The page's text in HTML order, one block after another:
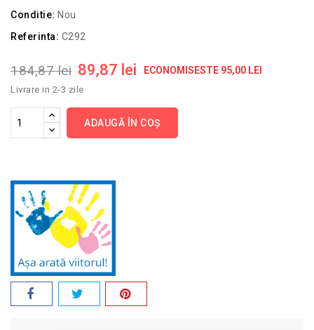
Conditie: Nou
Referinta: C292
184,87 lei 89,87 lei ECONOMISESTE 95,00 LEI
Livrare in 2-3 zile
ADAUGĂ ÎN COȘ